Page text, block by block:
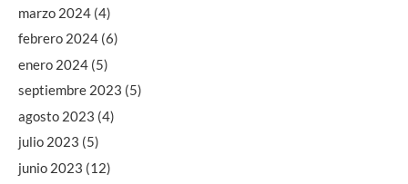
marzo 2024 (4)
febrero 2024 (6)
enero 2024 (5)
septiembre 2023 (5)
agosto 2023 (4)
julio 2023 (5)
junio 2023 (12)